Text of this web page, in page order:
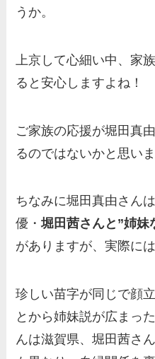
うか。
上京して心細い中、家
ると安心しますよね！
ご家族の応援が堀田真
るのではないかと思いま
ちなみに堀田真由さん
優・堀田茜さんと”姉妹
がありますが、実際に
珍しい苗字が同じで顔
とから姉妹説が広まっ
んは滋賀県、堀田茜さ